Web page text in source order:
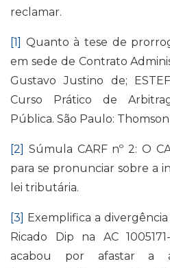
reclamar.
[1] Quanto à tese de
em sede de Contrato
Gustavo Justino de;
Curso Prático de
Pública. São Paulo:
[2] Súmula CARF nº 2: O
para se pronunciar sobre a
lei tributária.
[3] Exemplifica a
Ricado Dip na AC
acabou por afastar a